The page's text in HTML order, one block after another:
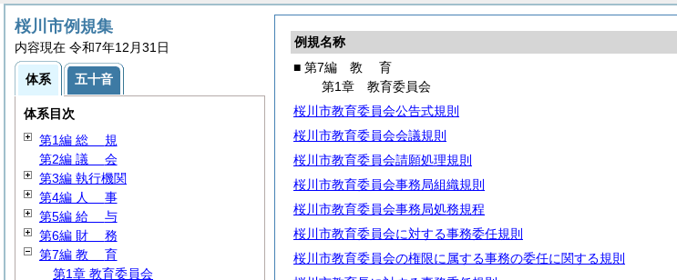
例規名称
■ 第7編 教 育
第1章 教育委員会
桜川市教育委員会公告式規則
桜川市教育委員会会議規則
桜川市教育委員会請願処理規則
桜川市教育委員会事務局組織規則
桜川市教育委員会事務局処務規程
桜川市教育委員会に対する事務委任規則
桜川市教育委員会の権限に属する事務の委任に関する規則
桜川市例規集
内容現在 令和7年12月31日
体系 五十音
体系目次
第1編 総 規
第2編 議 会
第3編 執行機関
第4編 人 事
第5編 給 与
第6編 財 務
第7編 教 育
第1章 教育委員会